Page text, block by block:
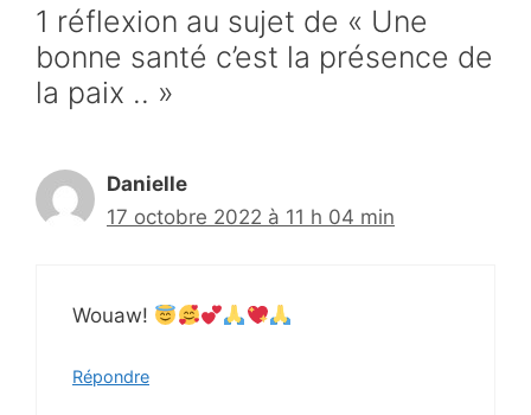
1 réflexion au sujet de « Une
bonne santé c’est la présence de
la paix .. »
Danielle
17 octobre 2022 à 11 h 04 min
Wouaw!
Répondre